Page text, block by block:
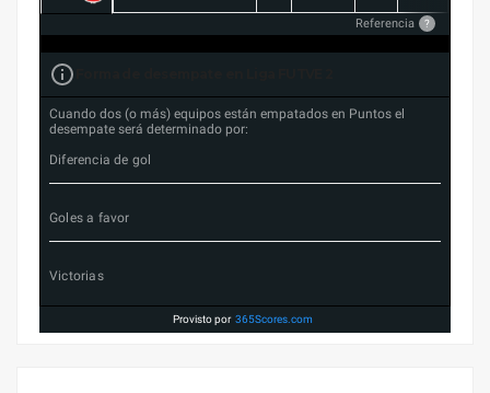
Referencia ?
Cuando dos (o más) equipos están empatados en Puntos el
desempate será determinado por:
Diferencia de gol
Goles a favor
Victorias
Provisto por 365Scores.com